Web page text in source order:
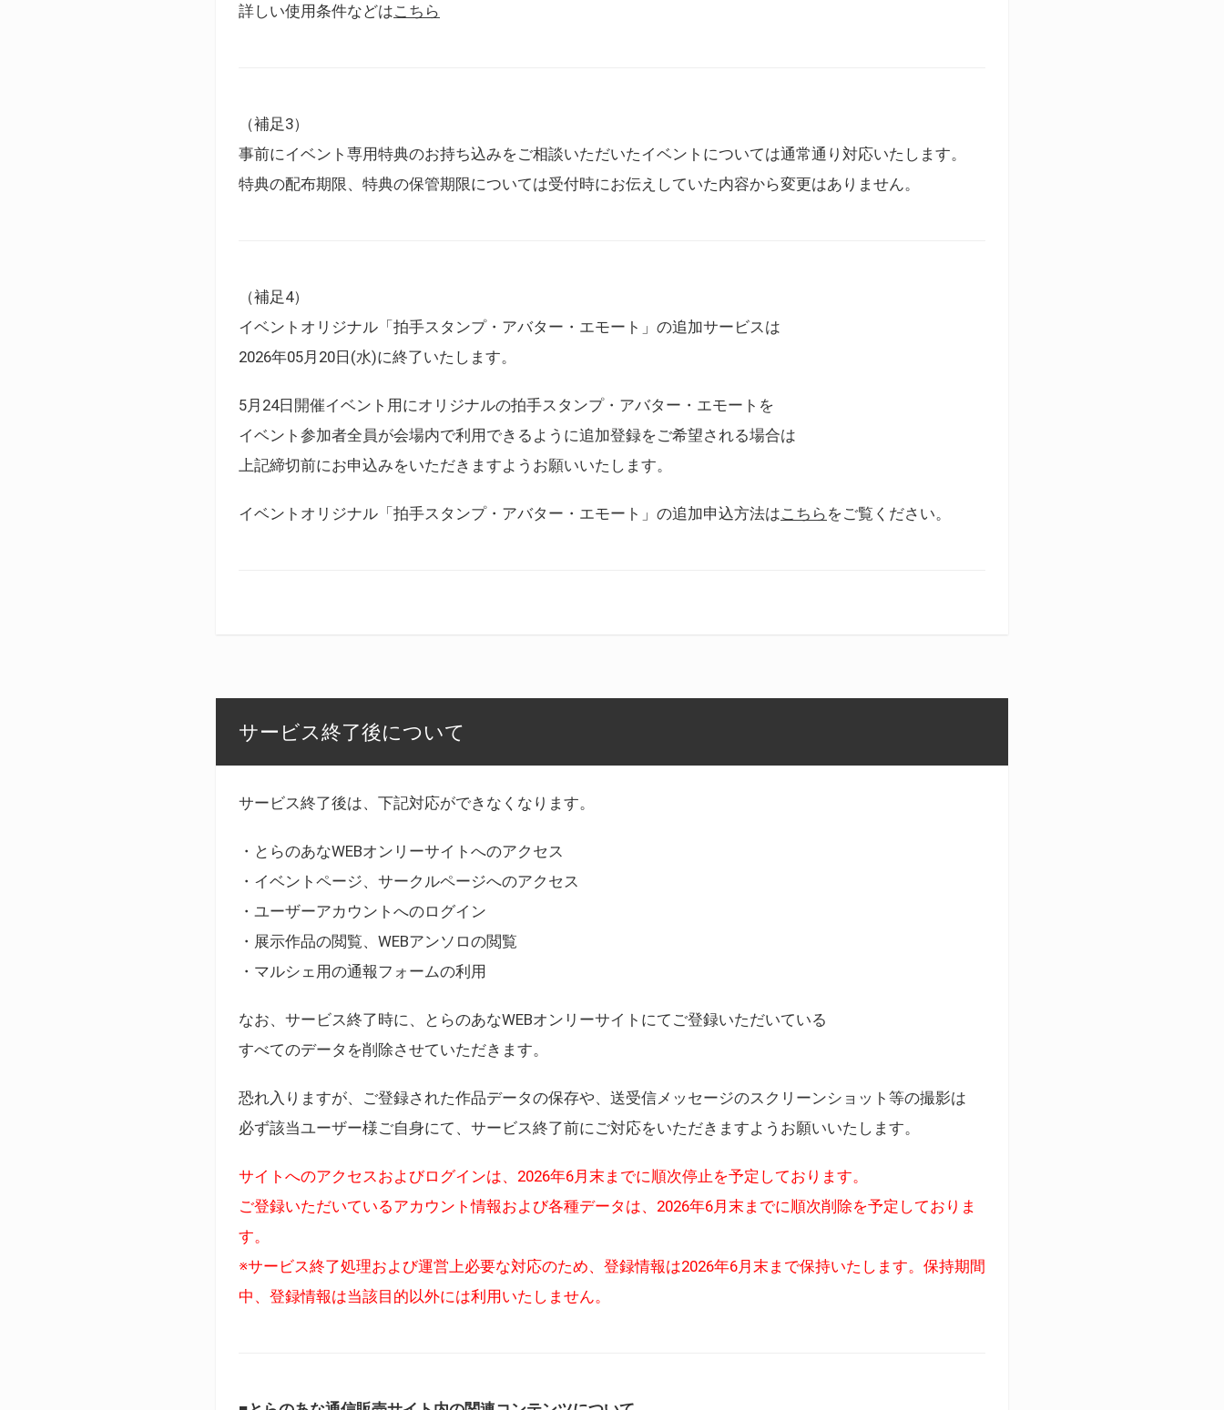
詳しい使用条件などはこちら
（補足3）
事前にイベント専用特典のお持ち込みをご相談いただいたイベントについては通常通り対応いたします。
特典の配布期限、特典の保管期限については受付時にお伝えしていた内容から変更はありません。
（補足4）
イベントオリジナル「拍手スタンプ・アバター・エモート」の追加サービスは
2026年05月20日(水)に終了いたします。
5月24日開催イベント用にオリジナルの拍手スタンプ・アバター・エモートを
イベント参加者全員が会場内で利用できるように追加登録をご希望される場合は
上記締切前にお申込みをいただきますようお願いいたします。
イベントオリジナル「拍手スタンプ・アバター・エモート」の追加申込方法はこちら をご覧ください。
サービス終了後について
サービス終了後は、下記対応ができなくなります。
・とらのあなWEBオンリーサイトへのアクセス
・イベントページ、サークルページへのアクセス
・ユーザーアカウントへのログイン
・展示作品の閲覧、WEBアンソロの閲覧
・マルシェ用の通報フォームの利用
なお、サービス終了時に、とらのあなWEBオンリーサイトにてご登録いただいている
すべてのデータを削除させていただきます。
恐れ入りますが、ご登録された作品データの保存や、送受信メッセージのスクリーンショット等の撮影は
必ず該当ユーザー様ご自身にて、サービス終了前にご対応をいただきますようお願いいたします。
サイトへのアクセスおよびログインは、2026年6月末までに順次停止を予定しております。
ご登録いただいているアカウント情報および各種データは、2026年6月末までに順次削除を予定しておりま
す。
※サービス終了処理および運営上必要な対応のため、登録情報は2026年6月末まで保持いたします。保持期間
中、登録情報は当該目的以外には利用いたしません。